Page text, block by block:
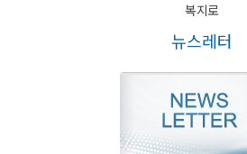
복지로
뉴스레터